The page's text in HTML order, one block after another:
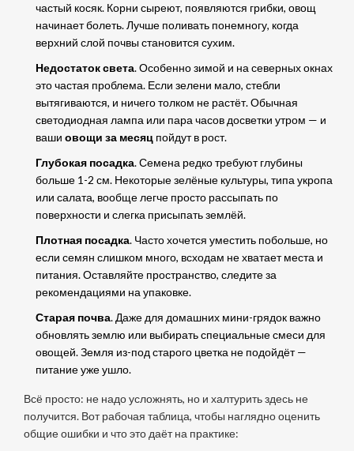
частый косяк. Корни сыреют, появляются грибки, овощ
начинает болеть. Лучше поливать понемногу, когда
верхний слой почвы становится сухим.
Недостаток света. Особенно зимой и на северных окнах
это частая проблема. Если зелени мало, стебли
вытягиваются, и ничего толком не растёт. Обычная
светодиодная лампа или пара часов досветки утром — и
ваши овощи за месяцпойдут в рост.
Глубокая посадка. Семена редко требуют глубины
больше 1-2 см. Некоторые зелёные культуры, типа укропа
или салата, вообще легче просто рассыпать по
поверхности и слегка присыпать землёй.
Плотная посадка. Часто хочется уместить побольше, но
если семян слишком много, всходам не хватает места и
питания. Оставляйте пространство, следите за
рекомендациями на упаковке.
Старая почва. Даже для домашних мини-грядок важно
обновлять землю или выбирать специальные смеси для
овощей. Земля из-под старого цветка не подойдёт —
питание уже ушло.
Всё просто: не надо усложнять, но и халтурить здесь не
получится. Вот рабочая таблица, чтобы наглядно оценить
общие ошибки и что это даёт на практике: